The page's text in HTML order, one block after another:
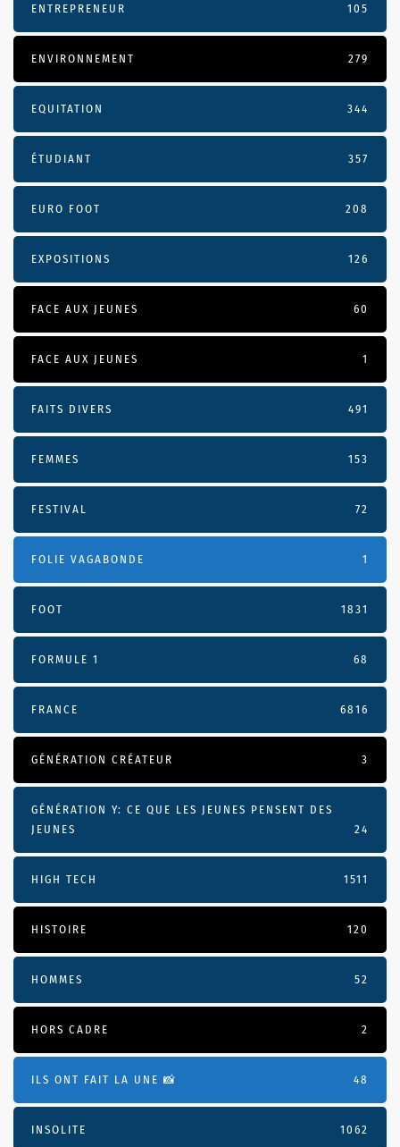
ENTREPRENEUR 105
ENVIRONNEMENT 279
EQUITATION 344
ÉTUDIANT 357
EURO FOOT 208
EXPOSITIONS 126
FACE AUX JEUNES 60
FACE AUX JEUNES 1
FAITS DIVERS 491
FEMMES 153
FESTIVAL 72
FOLIE VAGABONDE 1
FOOT 1831
FORMULE 1 68
FRANCE 6816
GÉNÉRATION CRÉATEUR 3
GÉNÉRATION Y: CE QUE LES JEUNES PENSENT DES
JEUNES
24
HIGH TECH 1511
HISTOIRE 120
HOMMES 52
HORS CADRE 2
ILS ONT FAIT LA UNE 📸 48
INSOLITE 1062